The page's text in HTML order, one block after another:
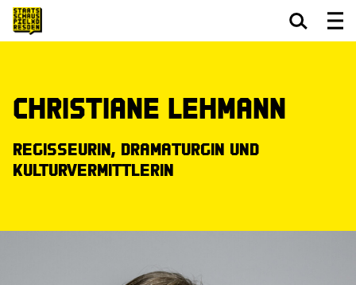
Christiane Lehmann
Regisseurin, Dramaturgin und
Kulturvermittlerin